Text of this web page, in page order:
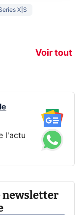
X|S
Voir tout
navigation
l'actu
newsletter